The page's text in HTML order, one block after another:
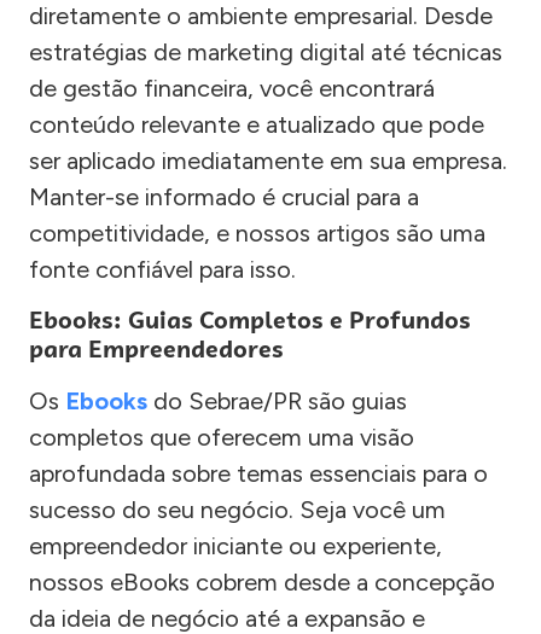
diretamente o ambiente empresarial. Desde
estratégias de marketing digital até técnicas
de gestão financeira, você encontrará
conteúdo relevante e atualizado que pode
ser aplicado imediatamente em sua empresa.
Manter-se informado é crucial para a
competitividade, e nossos artigos são uma
fonte confiável para isso.
Ebooks: Guias Completos e Profundos
para Empreendedores
Os Ebooks do Sebrae/PR são guias
completos que oferecem uma visão
aprofundada sobre temas essenciais para o
sucesso do seu negócio. Seja você um
empreendedor iniciante ou experiente,
nossos eBooks cobrem desde a concepção
da ideia de negócio até a expansão e